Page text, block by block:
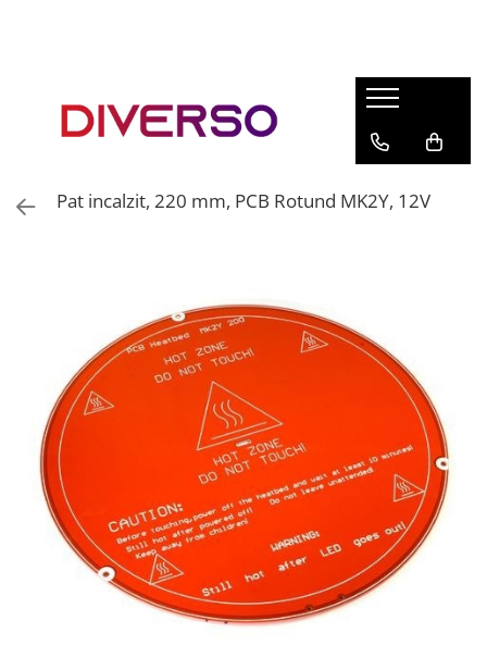
ASA
MULTIMATERIAL
Pat incalzit, 220 mm, PCB Rotund MK2Y, 12V